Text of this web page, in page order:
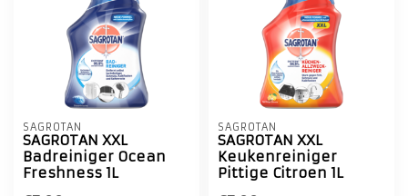
SAGROTAN
SAGROTAN XXL
Badreiniger Ocean
Freshness 1L
SAGROTAN
SAGROTAN XXL
Keukenreiniger
Pittige Citroen 1L